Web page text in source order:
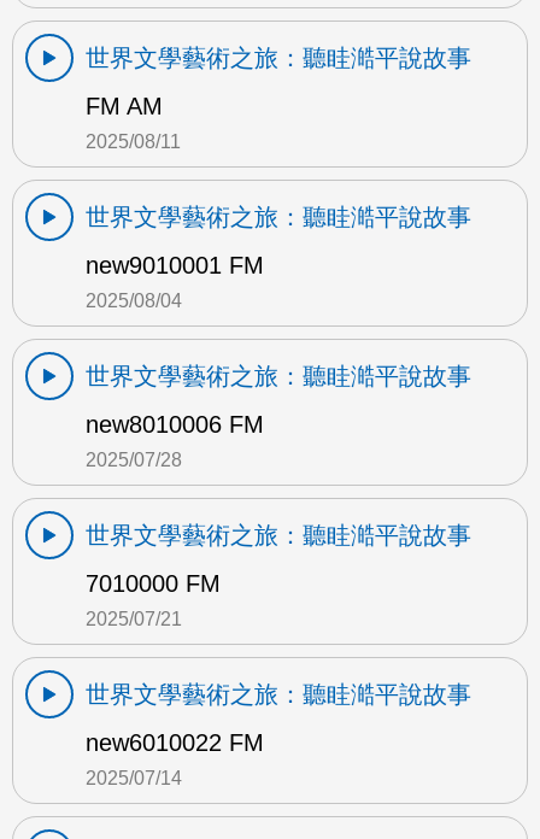
世界文學藝術之旅：聽眭澔平說故事
FM AM
2025/08/11
世界文學藝術之旅：聽眭澔平說故事
new9010001 FM
2025/08/04
世界文學藝術之旅：聽眭澔平說故事
new8010006 FM
2025/07/28
世界文學藝術之旅：聽眭澔平說故事
7010000 FM
2025/07/21
世界文學藝術之旅：聽眭澔平說故事
new6010022 FM
2025/07/14